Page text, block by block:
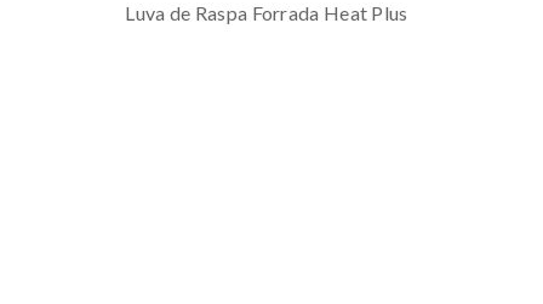
Luva de Raspa Forrada Heat Plus